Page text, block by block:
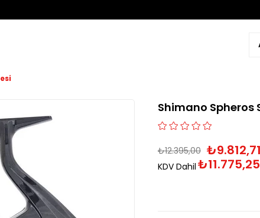
Shimano Spheros
₺12.395,00
KDV Dahil ₺11.775,25